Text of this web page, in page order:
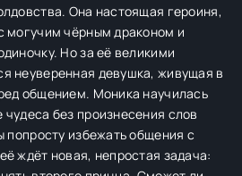
Она настоящая героиня,
могучим чёрным драконом и
Но за её великими
неуверенная девушка, живущая в
общением. Моника научилась
без произнесения слов
попросту избежать общения с
ждёт новая, непростая задача: